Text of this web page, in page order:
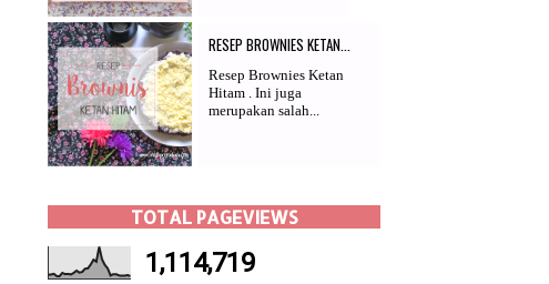
RESEP BROWNIES KETAN...
Resep Brownies Ketan
Hitam . Ini juga
merupakan salah...
TOTAL PAGEVIEWS
1,114,719